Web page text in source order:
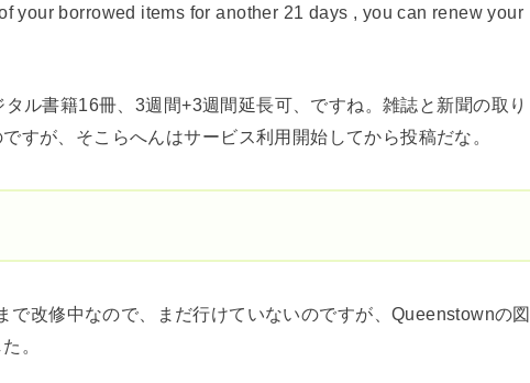
your borrowed items for another 21 days , you can renew your
ル書籍16冊、3週間+3週間延長可、ですね。雑誌と新聞の取り
すが、そこらへんはサービス利用開始してから投稿だな。
改修中なので、まだ行けていないのですが、Queenstownの図
。